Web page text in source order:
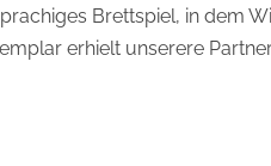
Brettspiel, in dem
erhielt unserere